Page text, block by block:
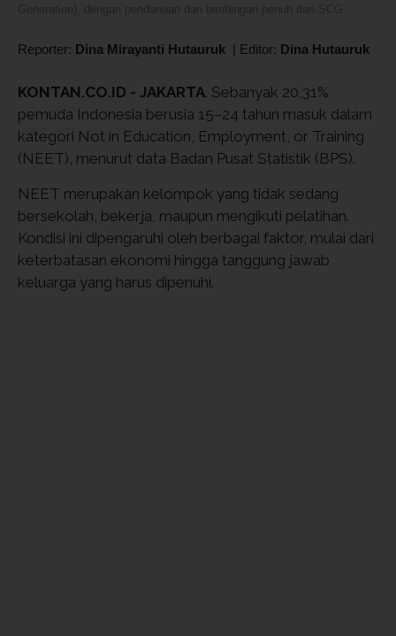
Reporter: Dina Mirayanti Hutauruk | Editor: Dina Hutauruk
KONTAN.CO.ID - JAKARTA. Sebanyak 20,31%
pemuda Indonesia berusia 15–24 tahun masuk dalam
kategori Not in Education, Employment, or Training
(NEET), menurut data Badan Pusat Statistik (BPS).
NEET merupakan kelompok yang tidak sedang
bersekolah, bekerja, maupun mengikuti pelatihan.
Kondisi ini dipengaruhi oleh berbagai faktor, mulai dari
keterbatasan ekonomi hingga tanggung jawab
keluarga yang harus dipenuhi.